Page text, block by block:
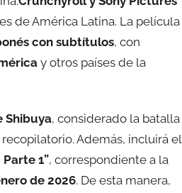
de América Latina. La película
con subtítulos, con
y otros países de la
Shibuya, considerado la batalla
Además, incluirá el
1”, correspondiente a la
de 2026. De esta manera,